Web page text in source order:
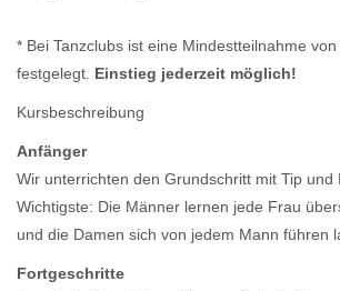
* Bei Tanzclubs ist eine Mindestteilnahme
festgelegt. Einstieg jederzeit möglich!
Kursbeschreibung
Anfänger
Wir unterrichten den Grundschritt mit Tip und
Wichtigste: Die Männer lernen jede Frau
und die Damen sich von jedem Mann führen
Fortgeschritte